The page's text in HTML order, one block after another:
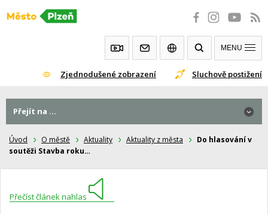
Přeskočit
Zjednodušené zobrazení Sluchově postižení
MENU
Úvod O městě Aktuality Aktuality z města
Do hlasování v
soutěži Stavba roku…
Přečíst článek nahlas
Přejít na ...